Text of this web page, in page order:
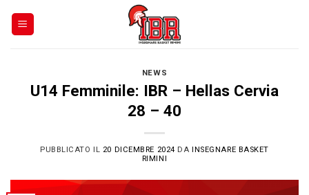
NEWS
U14 Femminile: IBR – Hellas Cervia
28 – 40
PUBBLICATO IL 20 DICEMBRE 2024 DAINSEGNARE BASKET
RIMINI